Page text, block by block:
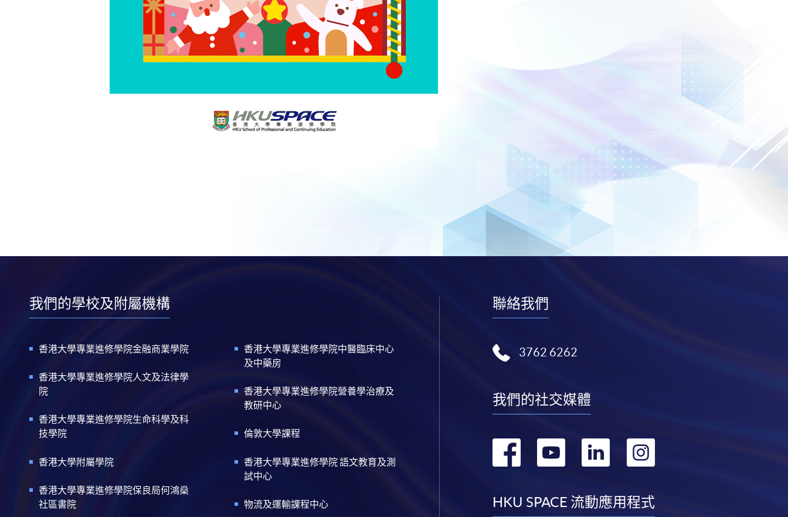
我們的學校及附屬機構
香港大學專業進修學院金融商業學院
香港大學專業進修學院人文及法律學
院
香港大學專業進修學院生命科學及科
技學院
香港大學附屬學院
香港大學專業進修學院保良局何鴻燊
社區書院
香港大學專業進修學院中醫臨床中心
及中藥房
香港大學專業進修學院營養學治療及
教研中心
倫敦大學課程
香港大學專業進修學院 語文教育及測
試中心
物流及運輸課程中心
聯絡我們
3762 6262
我們的社交媒體
轉
facebook
轉
youtube
轉
linkedin
轉
instagram
HKU SPACE 流動應用程式